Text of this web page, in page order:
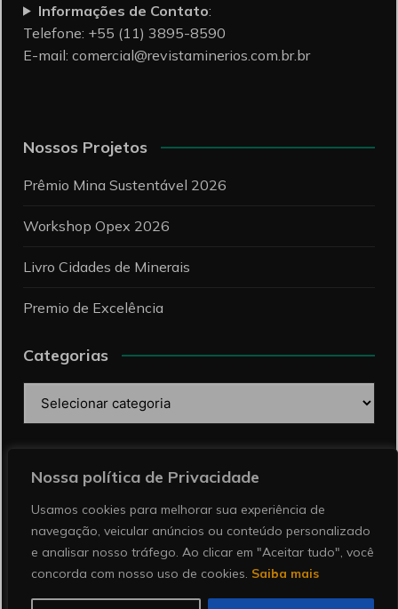
Nossa política de Privacidade
Usamos cookies para melhorar sua experiência de
navegação, veicular anúncios ou conteúdo personalizado
e analisar nosso tráfego. Ao clicar em "Aceitar tudo", você
concorda com nosso uso de cookies. Saiba mais
Informações de Contato:
Telefone: +55 (11) 3895-8590
E-mail: comercial@revistaminerios.com.br.br
Nossos Projetos
Prêmio Mina Sustentável 2026
Workshop Opex 2026
Livro Cidades de Minerais
Premio de Excelência
Categorias